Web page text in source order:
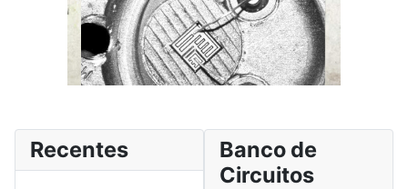
Recentes
Banco de
Circuitos